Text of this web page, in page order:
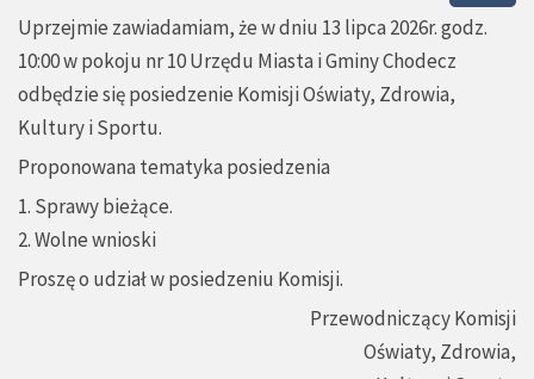
Uprzejmie zawiadamiam, że w dniu 13 lipca 2026r. godz.
10:00 w pokoju nr 10 Urzędu Miasta i Gminy Chodecz
odbędzie się posiedzenie Komisji Oświaty, Zdrowia,
Kultury i Sportu.
Proponowana tematyka posiedzenia
1. Sprawy bieżące.
2. Wolne wnioski
Proszę o udział w posiedzeniu Komisji.
Przewodniczący Komisji
Oświaty, Zdrowia,